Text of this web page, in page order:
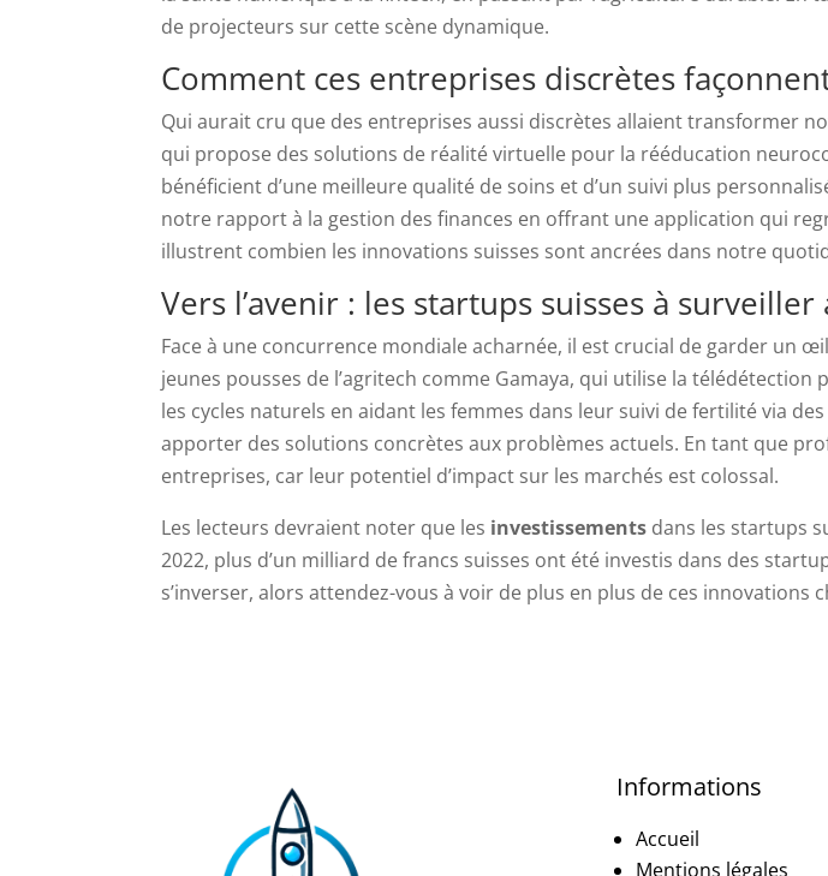
de projecteurs sur cette scène dynamique.
Comment ces entreprises discrètes
Qui aurait cru que des entreprises aussi discrètes allaient transformer
qui propose des solutions de réalité virtuelle pour la rééducation
bénéficient d’une meilleure qualité de soins et d’un suivi plus
notre rapport à la gestion des finances en offrant une application qui
illustrent combien les innovations suisses sont ancrées dans notre
Vers l’avenir : les startups suisses à
Face à une concurrence mondiale acharnée, il est crucial de garder un
jeunes pousses de l’agritech comme Gamaya, qui utilise la
les cycles naturels en aidant les femmes dans leur suivi de fertilité via
apporter des solutions concrètes aux problèmes actuels. En tant que
entreprises, car leur potentiel d’impact sur les marchés est colossal.
Les lecteurs devraient noter que les investissements dans les startups
2022, plus d’un milliard de francs suisses ont été investis dans des
s’inverser, alors attendez-vous à voir de plus en plus de ces
Informations
Accueil
Mentions légales